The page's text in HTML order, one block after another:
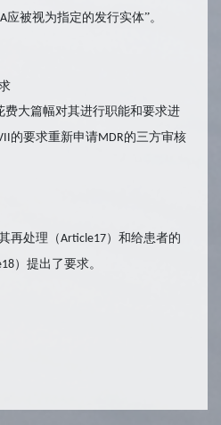
应被视为指定的发行实体”。
费大篇幅对其进行职能和要求进
的要求重新申请MDR的三方审核
再处理（Article17）和给患者的
）提出了要求。